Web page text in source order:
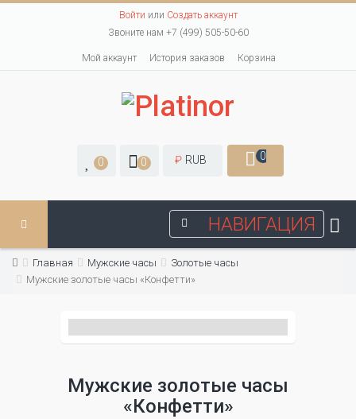
Войти или Создать аккаунт
Звоните нам +7 (499) 505-50-60
Мой аккаунт История заказов Корзина
0 0 ₽ RUB 0
НАВИГАЦИЯ
Главная Мужские часы
Золотые часы
Мужские золотые часы «Конфетти»
Мужские золотые часы
«Конфетти»